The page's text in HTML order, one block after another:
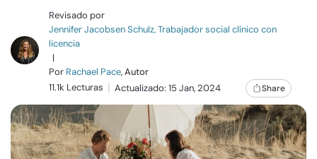
Relaciones
Familia
Ayuda
Cursos
Revisado por
Jennifer Jacobsen Schulz, Trabajador social clínico con
licencia
|
Por Rachael Pace, Autor
11.1k Lecturas
Actualizado: 15 Jan, 2024 Share